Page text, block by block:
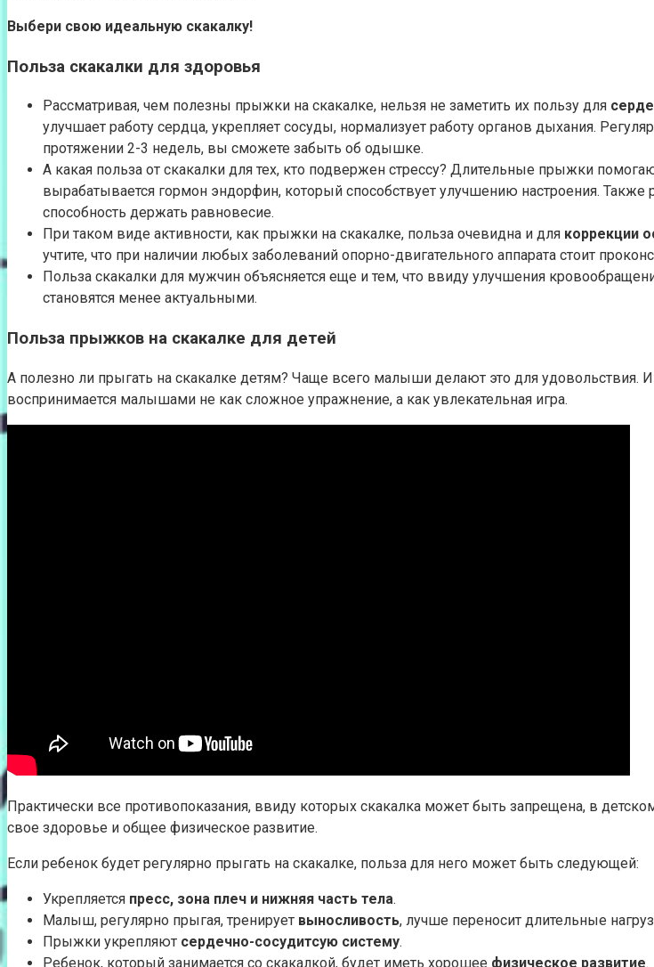
Выбери свою идеальную скакалку!
Польза скакалки для здоровья
Рассматривая, чем полезны прыжки на скакалке, нельзя не заметить их пользу для
улучшает работу сердца, укрепляет сосуды, нормализует работу органов дыхания.
протяжении 2-3 недель, вы сможете забыть об одышке.
А какая польза от скакалки для тех, кто подвержен стрессу? Длительные прыжки
вырабатывается гормон эндорфин, который способствует улучшению настроения.
способность держать равновесие.
При таком виде активности, как прыжки на скакалке, польза очевидна и для коррекции
учтите, что при наличии любых заболеваний опорно-двигательного аппарата стоит
Польза скакалки для мужчин объясняется еще и тем, что ввиду улучшения
становятся менее актуальными.
Польза прыжков на скакалке для детей
А полезно ли прыгать на скакалке детям? Чаще всего малыши делают это для удовольствия.
воспринимается малышами не как сложное упражнение, а как увлекательная игра.
Практически все противопоказания, ввиду которых скакалка может быть запрещена, в
свое здоровье и общее физическое развитие.
Если ребенок будет регулярно прыгать на скакалке, польза для него может быть следующей:
Укрепляется пресс, зона плеч и нижняя часть тела.
Малыш, регулярно прыгая, тренирует выносливость, лучше переносит длительные
Прыжки укрепляют сердечно-сосудитсую систему.
Ребенок, который занимается со скакалкой, будет иметь хорошее физическое развитие.